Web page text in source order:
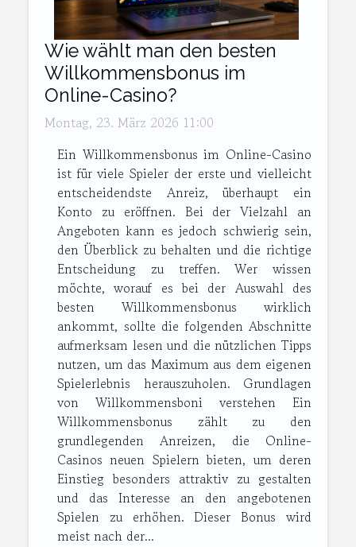
Wie wählt man den besten
Willkommensbonus im
Online-Casino?
Montag, 23. März 2026 11:00
Ein Willkommensbonus im Online-Casino
ist für viele Spieler der erste und vielleicht
entscheidendste Anreiz, überhaupt ein
Konto zu eröffnen. Bei der Vielzahl an
Angeboten kann es jedoch schwierig sein,
den Überblick zu behalten und die richtige
Entscheidung zu treffen. Wer wissen
möchte, worauf es bei der Auswahl des
besten Willkommensbonus wirklich
ankommt, sollte die folgenden Abschnitte
aufmerksam lesen und die nützlichen Tipps
nutzen, um das Maximum aus dem eigenen
Spielerlebnis herauszuholen. Grundlagen
von Willkommensboni verstehen Ein
Willkommensbonus zählt zu den
grundlegenden Anreizen, die Online-
Casinos neuen Spielern bieten, um deren
Einstieg besonders attraktiv zu gestalten
und das Interesse an den angebotenen
Spielen zu erhöhen. Dieser Bonus wird
meist nach der...